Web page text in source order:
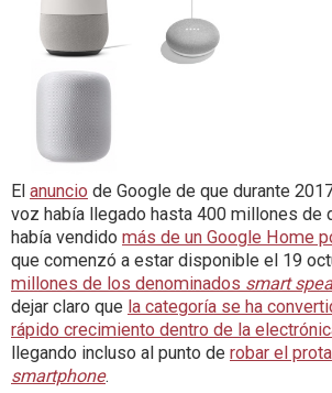
El anuncio de Google de que durante
voz había llegado hasta 400 millones de
había vendido más de un Google Home
que comenzó a estar disponible el 19
millones de los denominados smart
dejar claro que la categoría se ha
rápido crecimiento dentro de la
llegando incluso al punto de robar el
smartphone.